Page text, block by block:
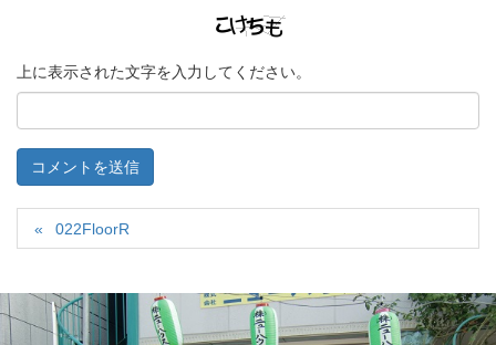
上に表示された文字を入力してください。
022FloorR